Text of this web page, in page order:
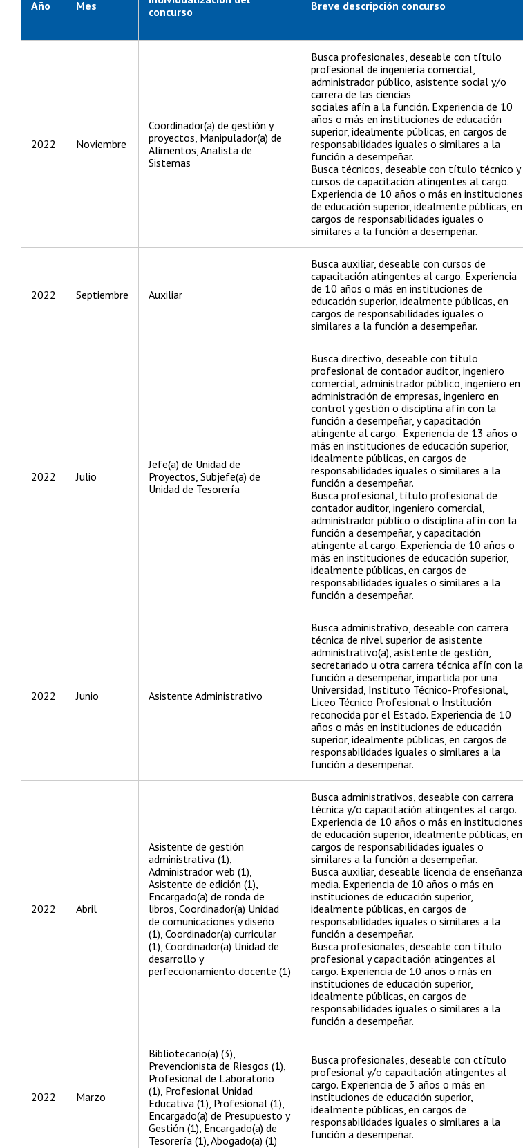
Año Mes
concurso
Breve descripción concurso
2022 Noviembre
Coordinador(a) de gestión y
proyectos, Manipulador(a) de
Alimentos, Analista de
Sistemas
Busca profesionales, deseable con título
profesional de ingeniería comercial,
administrador público, asistente social y/o
carrera de las ciencias
sociales afín a la función. Experiencia de 10
años o más en instituciones de educación
superior, idealmente públicas, en cargos de
responsabilidades iguales o similares a la
función a desempeñar.
Busca técnicos, deseable con título técnico y
cursos de capacitación atingentes al cargo.
Experiencia de 10 años o más en instituciones
de educación superior, idealmente públicas, en
cargos de responsabilidades iguales o
similares a la función a desempeñar.
2022 Septiembre Auxiliar
Busca auxiliar, deseable con cursos de
capacitación atingentes al cargo. Experiencia
de 10 años o más en instituciones de
educación superior, idealmente públicas, en
cargos de responsabilidades iguales o
similares a la función a desempeñar.
2022 Julio
Jefe(a) de Unidad de
Proyectos, Subjefe(a) de
Unidad de Tesorería
Busca directivo, deseable con título
profesional de contador auditor, ingeniero
comercial, administrador público, ingeniero en
administración de empresas, ingeniero en
control y gestión o disciplina afín con la
función a desempeñar, y capacitación
atingente al cargo. Experiencia de 13 años o
más en instituciones de educación superior,
idealmente públicas, en cargos de
responsabilidades iguales o similares a la
función a desempeñar.
Busca profesional, título profesional de
contador auditor, ingeniero comercial,
administrador público o disciplina afín con la
función a desempeñar, y capacitación
atingente al cargo. Experiencia de 10 años o
más en instituciones de educación superior,
idealmente públicas, en cargos de
responsabilidades iguales o similares a la
función a desempeñar.
2022 Junio Asistente Administrativo
Busca administrativo, deseable con carrera
técnica de nivel superior de asistente
administrativo(a), asistente de gestión,
secretariado u otra carrera técnica afín con la
función a desempeñar, impartida por una
Universidad, Instituto Técnico-Profesional,
Liceo Técnico Profesional o Institución
reconocida por el Estado. Experiencia de 10
años o más en instituciones de educación
superior, idealmente públicas, en cargos de
responsabilidades iguales o similares a la
función a desempeñar.
2022 Abril
Asistente de gestión
administrativa (1),
Administrador web (1),
Asistente de edición (1),
Encargado(a) de ronda de
libros, Coordinador(a) Unidad
de comunicaciones y diseño
(1), Coordinador(a) curricular
(1), Coordinador(a) Unidad de
desarrollo y
perfeccionamiento docente (1)
Busca administrativos, deseable con carrera
técnica y/o capacitación atingentes al cargo.
Experiencia de 10 años o más en instituciones
de educación superior, idealmente públicas, en
cargos de responsabilidades iguales o
similares a la función a desempeñar.
Busca auxiliar, deseable licencia de enseñanza
media. Experiencia de 10 años o más en
instituciones de educación superior,
idealmente públicas, en cargos de
responsabilidades iguales o similares a la
función a desempeñar.
Busca profesionales, deseable con título
profesional y capacitación atingentes al
cargo. Experiencia de 10 años o más en
instituciones de educación superior,
idealmente públicas, en cargos de
responsabilidades iguales o similares a la
función a desempeñar.
2022 Marzo
Bibliotecario(a) (3),
Prevencionista de Riesgos (1),
Profesional de Laboratorio
(1), Profesional Unidad
Educativa (1), Profesional (1),
Encargado(a) de Presupuesto y
Gestión (1), Encargado(a) de
Tesorería (1), Abogado(a) (1)
Busca profesionales, deseable con ctítulo
profesional y/o capacitación atingentes al
cargo. Experiencia de 3 años o más en
instituciones de educación superior,
idealmente públicas, en cargos de
responsabilidades iguales o similares a la
función a desempeñar.